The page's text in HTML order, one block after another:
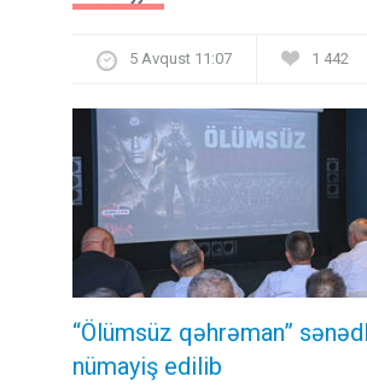
5 Avqust 11:07 1 442
“Ölümsüz qəhrəman”
nümayiş edilib